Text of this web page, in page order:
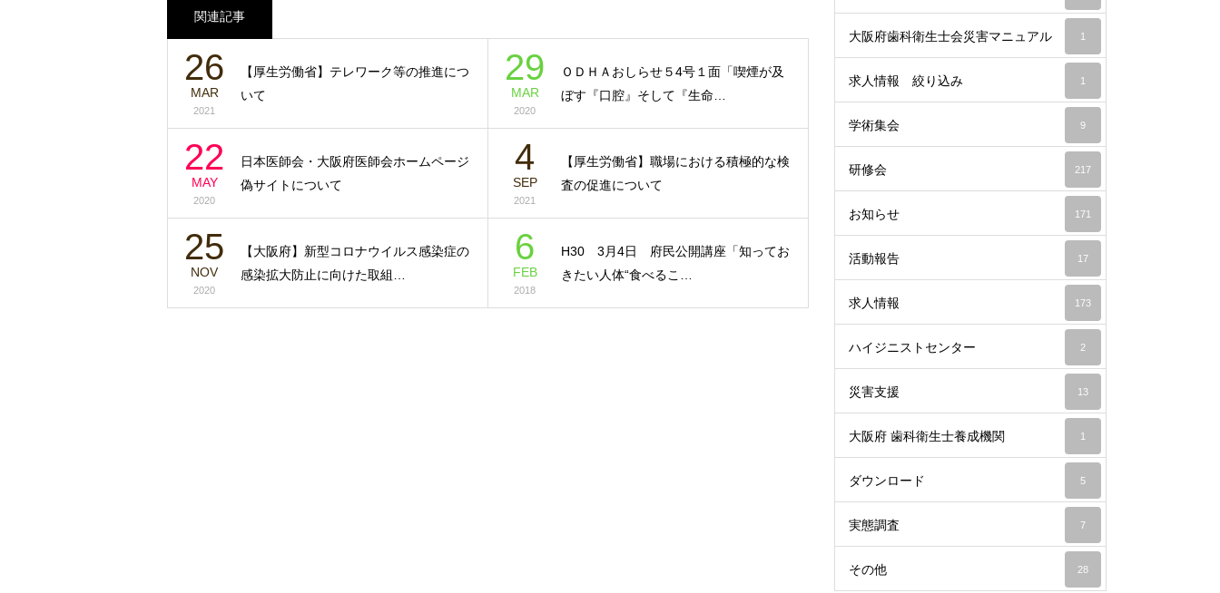
関連記事
26
MAR
2021
【厚生労働省】テレワーク等の推進につ
いて
29
MAR
2020
ＯＤＨＡおしらせ５4号１面「喫煙が及
ぼす『口腔』そして『生命…
22
MAY
2020
日本医師会・大阪府医師会ホームページ
偽サイトについて
4
SEP
2021
【厚生労働省】職場における積極的な検
査の促進について
25
NOV
2020
【大阪府】新型コロナウイルス感染症の
感染拡大防止に向けた取組…
6
FEB
2018
H30 3月4日 府民公開講座「知ってお
きたい人体“食べるこ…
大阪府歯科衛生士会災害マニュアル 1
求人情報 絞り込み 1
学術集会 9
研修会 217
お知らせ 171
活動報告 17
求人情報 173
ハイジニストセンター 2
災害支援 13
大阪府 歯科衛生士養成機関 1
ダウンロード 5
実態調査 7
その他 28